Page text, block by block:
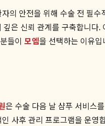
안전을 위해 수술 전 필
은 신뢰 관계를 구축합니
들이 모엠을 선택하는 이유입
은 수술 다음 날 샴푸 서비스
사후 관리 프로그램을 운